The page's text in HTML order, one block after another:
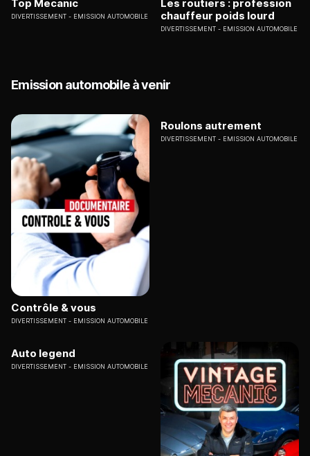
Top Mecanic
DIVERTISSEMENT EMISSION AUTOMOBILE
Les routiers : profession
chauffeur poids lourd
DIVERTISSEMENT EMISSION AUTOMOBILE
Emission automobile à venir
Contrôle & vous
DIVERTISSEMENT EMISSION AUTOMOBILE
Roulons autrement
DIVERTISSEMENT EMISSION AUTOMOBILE
Auto legend
DIVERTISSEMENT EMISSION AUTOMOBILE